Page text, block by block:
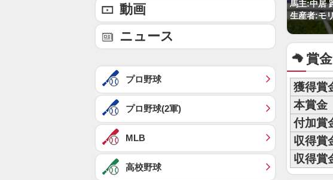
馬主:中居
生産者:モ
賞金
獲得賞
本賞金
付加賞
収得賞
収得賞
動画
ニュース
プロ野球
プロ野球(2軍)
MLB
高校野球